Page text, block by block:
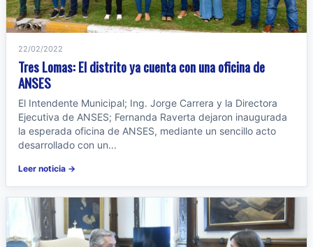
22/02/2022
Tres Lomas: El distrito ya cuenta con una oficina de
ANSES
El Intendente Municipal; Ing. Jorge Carrera y la Directora
Ejecutiva de ANSES; Fernanda Raverta dejaron inaugurada
la esperada oficina de ANSES, mediante un sencillo acto
desarrollado con un...
Leer noticia →